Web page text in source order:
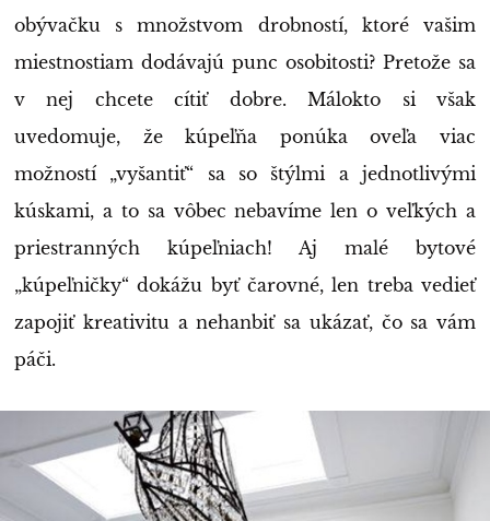
obývačku s množstvom drobností, ktoré vašim
miestnostiam dodávajú punc osobitosti? Pretože sa
v nej chcete cítiť dobre. Málokto si však
uvedomuje, že kúpeľňa ponúka oveľa viac
možností „vyšantiť“ sa so štýlmi a jednotlivými
kúskami, a to sa vôbec nebavíme len o veľkých a
priestranných kúpeľniach! Aj malé bytové
„kúpeľničky“ dokážu byť čarovné, len treba vedieť
zapojiť kreativitu a nehanbiť sa ukázať, čo sa vám
páči.